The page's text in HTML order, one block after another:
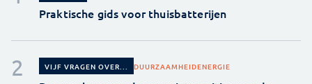
Praktische gids voor thuisbatterijen
VIJF VRAGEN OVER... DUURZAAMHEIDENERGIE